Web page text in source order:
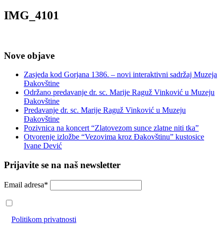
IMG_4101
Nove objave
Zasjeda kod Gorjana 1386. – novi interaktivni sadržaj Muzeja
Đakovštine
Održano predavanje dr. sc. Marije Raguž Vinković u Muzeju
Đakovštine
Predavanje dr. sc. Marije Raguž Vinković u Muzeju
Đakovštine
Pozivnica na koncert “Zlatovezom sunce zlatne niti tka”
Otvorenje izložbe “Vezovima kroz Đakovštinu” kustosice
Ivane Dević
Prijavite se na naš newsletter
Email adresa*
Politikom privatnosti